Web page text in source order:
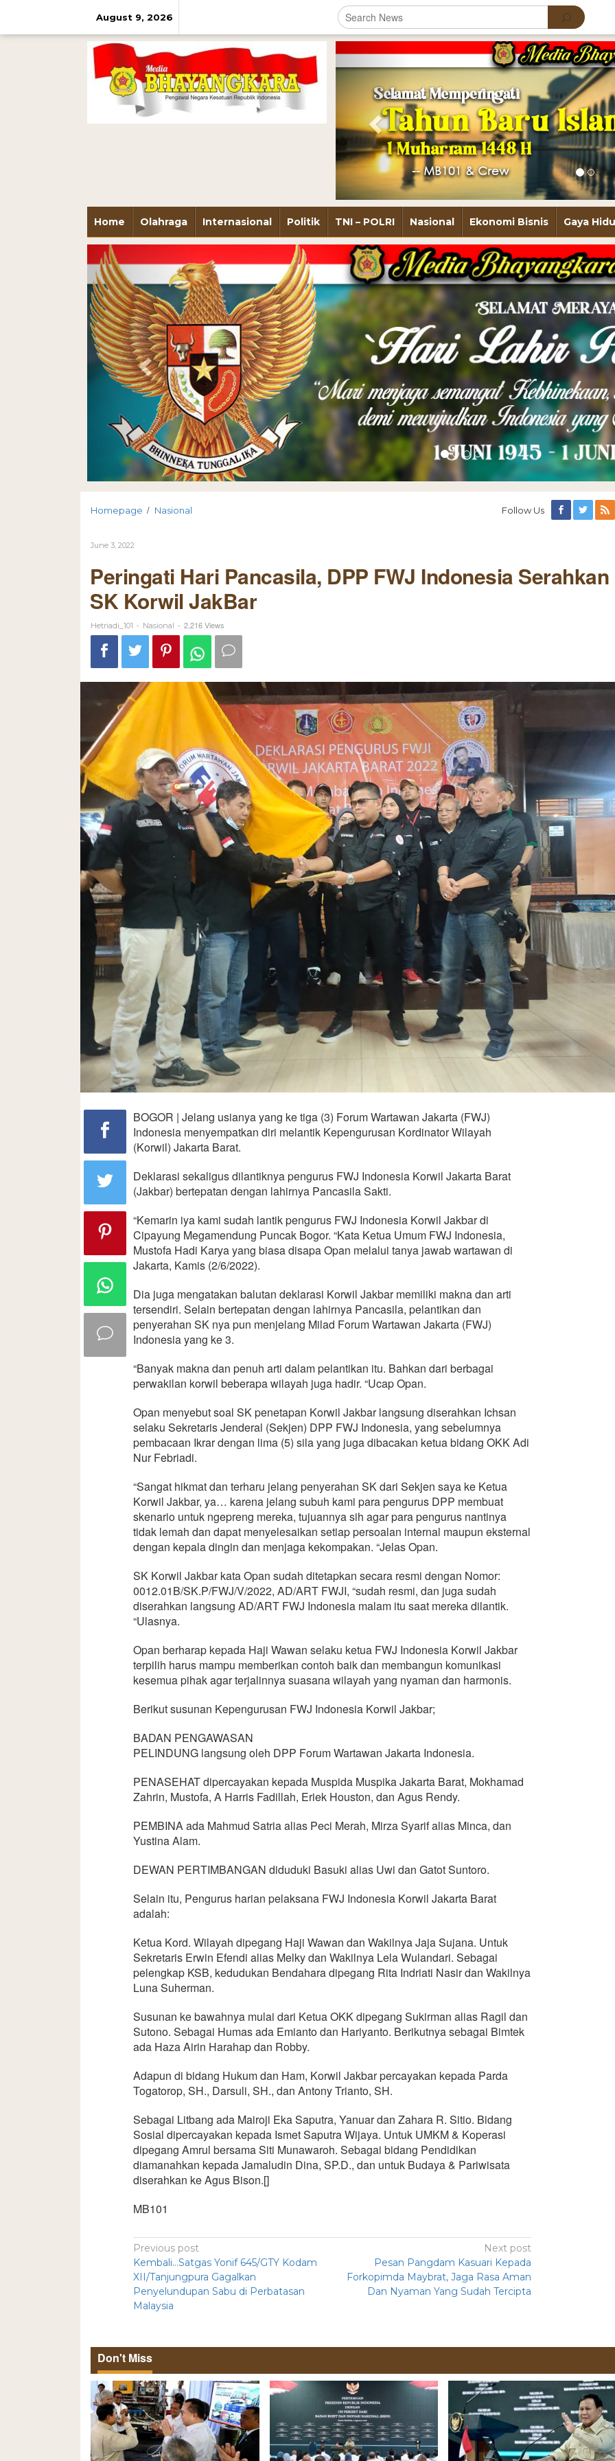
August 9, 2026
Previous
Home Olahraga Internasional Politik TNI – POLRI Nasional Ekonomi Bisnis Gaya
Homepage / Nasional Follow Us
June 3, 2022
Peringati Hari Pancasila, DPP FWJ Indonesia Serahkan
SK Korwil JakBar
Hetriadi_101 - Nasional - 2,216 Views
BOGOR | Jelang usianya yang ke tiga (3) Forum Wartawan Jakarta (FWJ)
Indonesia menyempatkan diri melantik Kepengurusan Kordinator Wilayah
(Korwil) Jakarta Barat.
Deklarasi sekaligus dilantiknya pengurus FWJ Indonesia Korwil Jakarta Barat
(Jakbar) bertepatan dengan lahirnya Pancasila Sakti.
“Kemarin iya kami sudah lantik pengurus FWJ Indonesia Korwil Jakbar di
Cipayung Megamendung Puncak Bogor. “Kata Ketua Umum FWJ Indonesia,
Mustofa Hadi Karya yang biasa disapa Opan melalui tanya jawab wartawan di
Jakarta, Kamis (2/6/2022).
Dia juga mengatakan balutan deklarasi Korwil Jakbar memiliki makna dan arti
tersendiri. Selain bertepatan dengan lahirnya Pancasila, pelantikan dan
penyerahan SK nya pun menjelang Milad Forum Wartawan Jakarta (FWJ)
Indonesia yang ke 3.
“Banyak makna dan penuh arti dalam pelantikan itu. Bahkan dari berbagai
perwakilan korwil beberapa wilayah juga hadir. “Ucap Opan.
Opan menyebut soal SK penetapan Korwil Jakbar langsung diserahkan Ichsan
selaku Sekretaris Jenderal (Sekjen) DPP FWJ Indonesia, yang sebelumnya
pembacaan Ikrar dengan lima (5) sila yang juga dibacakan ketua bidang OKK Adi
Nur Febriadi.
“Sangat hikmat dan terharu jelang penyerahan SK dari Sekjen saya ke Ketua
Korwil Jakbar, ya… karena jelang subuh kami para pengurus DPP membuat
skenario untuk ngepreng mereka, tujuannya sih agar para pengurus nantinya
tidak lemah dan dapat menyelesaikan setiap persoalan internal maupun eksternal
dengan kepala dingin dan menjaga kekompakan. “Jelas Opan.
SK Korwil Jakbar kata Opan sudah ditetapkan secara resmi dengan Nomor:
0012.01B/SK.P/FWJ/V/2022, AD/ART FWJI, “sudah resmi, dan juga sudah
diserahkan langsung AD/ART FWJ Indonesia malam itu saat mereka dilantik.
“Ulasnya.
Opan berharap kepada Haji Wawan selaku ketua FWJ Indonesia Korwil Jakbar
terpilih harus mampu memberikan contoh baik dan membangun komunikasi
kesemua pihak agar terjalinnya suasana wilayah yang nyaman dan harmonis.
Berikut susunan Kepengurusan FWJ Indonesia Korwil Jakbar;
BADAN PENGAWASAN
PELINDUNG langsung oleh DPP Forum Wartawan Jakarta Indonesia.
PENASEHAT dipercayakan kepada Muspida Muspika Jakarta Barat, Mokhamad
Zahrin, Mustofa, A Harris Fadillah, Eriek Houston, dan Agus Rendy.
PEMBINA ada Mahmud Satria alias Peci Merah, Mirza Syarif alias Minca, dan
Yustina Alam.
DEWAN PERTIMBANGAN diduduki Basuki alias Uwi dan Gatot Suntoro.
Selain itu, Pengurus harian pelaksana FWJ Indonesia Korwil Jakarta Barat
adalah:
Ketua Kord. Wilayah dipegang Haji Wawan dan Wakilnya Jaja Sujana. Untuk
Sekretaris Erwin Efendi alias Melky dan Wakilnya Lela Wulandari. Sebagai
pelengkap KSB, kedudukan Bendahara dipegang Rita Indriati Nasir dan Wakilnya
Luna Suherman.
Susunan ke bawahnya mulai dari Ketua OKK dipegang Sukirman alias Ragil dan
Sutono. Sebagai Humas ada Emianto dan Hariyanto. Berikutnya sebagai Bimtek
ada Haza Airin Harahap dan Robby.
Adapun di bidang Hukum dan Ham, Korwil Jakbar percayakan kepada Parda
Togatorop, SH., Darsuli, SH., dan Antony Trianto, SH.
Sebagai Litbang ada Mairoji Eka Saputra, Yanuar dan Zahara R. Sitio. Bidang
Sosial dipercayakan kepada Ismet Saputra Wijaya. Untuk UMKM & Koperasi
dipegang Amrul bersama Siti Munawaroh. Sebagai bidang Pendidikan
diamanahkan kepada Jamaludin Dina, SP.D., dan untuk Budaya & Pariwisata
diserahkan ke Agus Bison.[]
MB101
Previous post
Kembali…Satgas Yonif 645/GTY Kodam
XII/Tanjungpura Gagalkan
Penyelundupan Sabu di Perbatasan
Malaysia
Next post
Pesan Pangdam Kasuari Kepada
Forkopimda Maybrat, Jaga Rasa Aman
Dan Nyaman Yang Sudah Tercipta
Don't Miss